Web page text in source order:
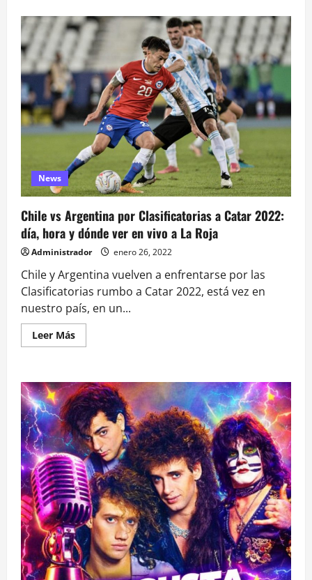
Chile
cae
ante
Argentina
en
Calama
y
complica
clasificación
a
Qatar
2022
News
Chile vs Argentina por Clasificatorias a Catar 2022:
día, hora y dónde ver en vivo a La Roja
Administrador enero 26, 2022
Chile y Argentina vuelven a enfrentarse por las
Clasificatorias rumbo a Catar 2022, está vez en
nuestro país, en un...
Leer MásLeer
más
vs
Argentina
por
Clasificatorias
a
Catar
2022:
día,
hora
y
dónde
ver
en
vivo
a
La
Roja